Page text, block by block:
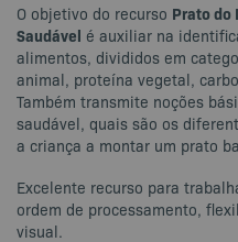
O objetivo do recurso Prato do
Saudável é auxiliar na
alimentos, divididos em
animal, proteína vegetal,
Também transmite noções
saudável, quais são os
a criança a montar um prato
Excelente recurso para
ordem de processamento,
visual.